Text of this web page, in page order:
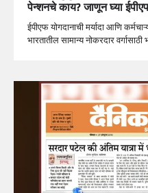
पेन्शनचे काय? जाणून घ्या
ईपीएफ योगदानाची मर्यादा आणि
भारतातील सामान्य नोकरदार वर्गासाठी